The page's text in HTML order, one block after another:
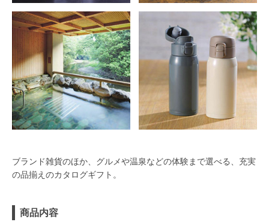
ブランド雑貨のほか、グルメや温泉などの体験まで選べる、充実
の品揃えのカタログギフト。
商品内容